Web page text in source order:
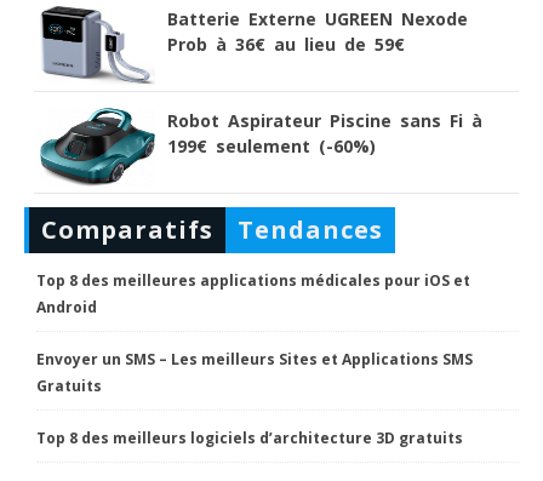
Batterie Externe UGREEN Nexode
Prob à 36€ au lieu de 59€
Robot Aspirateur Piscine sans Fi à
199€ seulement (-60%)
Comparatifs Tendances
Top 8 des meilleures applications médicales pour iOS et
Android
Envoyer un SMS – Les meilleurs Sites et Applications SMS
Gratuits
Top 8 des meilleurs logiciels d’architecture 3D gratuits